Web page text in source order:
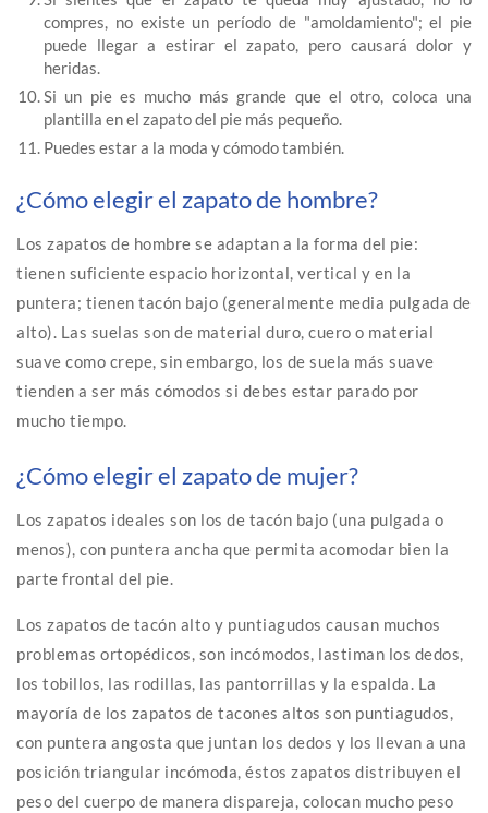
compres, no existe un período de "amoldamiento"; el pie
puede llegar a estirar el zapato, pero causará dolor y
heridas.
Si un pie es mucho más grande que el otro, coloca una
plantilla en el zapato del pie más pequeño.
Puedes estar a la moda y cómodo también.
¿Cómo elegir el zapato de hombre?
Los zapatos de hombre se adaptan a la forma del pie:
tienen suficiente espacio horizontal, vertical y en la
puntera; tienen tacón bajo (generalmente media pulgada de
alto). Las suelas son de material duro, cuero o material
suave como crepe, sin embargo, los de suela más suave
tienden a ser más cómodos si debes estar parado por
mucho tiempo.
¿Cómo elegir el zapato de mujer?
Los zapatos ideales son los de tacón bajo (una pulgada o
menos), con puntera ancha que permita acomodar bien la
parte frontal del pie.
Los zapatos de tacón alto y puntiagudos causan muchos
problemas ortopédicos, son incómodos, lastiman los dedos,
los tobillos, las rodillas, las pantorrillas y la espalda. La
mayoría de los zapatos de tacones altos son puntiagudos,
con puntera angosta que juntan los dedos y los llevan a una
posición triangular incómoda, éstos zapatos distribuyen el
peso del cuerpo de manera dispareja, colocan mucho peso